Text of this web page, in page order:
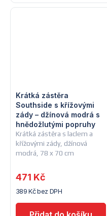
Krátká zástěra s laclem a
křížovými zády, džínová
modrá, 78 x 70 cm
Krátká zástěra
Southside s křížovými
zády – džínová modrá s
hnědožlutými popruhy
389 Kč bez DPH
471 Kč